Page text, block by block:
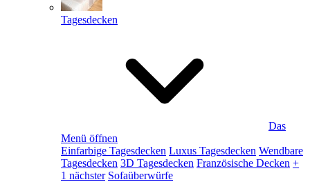
Tagesdecken
Das
Menü öffnen
Einfarbige Tagesdecken Luxus Tagesdecken Wendbare
Tagesdecken 3D Tagesdecken Französische Decken +
1 nächster Sofaüberwürfe